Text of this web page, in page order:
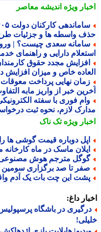
ویژهاندیشه معاصر
واسطه ها و جزئیات طرح
سعدی چیست؟ | ورود
دارایی و راهنمای خدمات
خاص و میزان افزایش
خبر از واریز مابه
فوری با سفته
لازم، نحوه ثبت درخواست
ویژهتک ناک
دوباره قیمت گوشی ها را
ماسک در ماه کارخانه می
مترجم هوش مصنوعی
تا صد برگزاری سومین المپیک
این چت بات یک آدم
داغ:
در باشگاه پرسپولیس؛